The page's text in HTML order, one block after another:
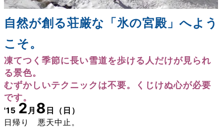
自然が創る荘厳な「氷の宮殿」へよう
こそ。
凍てつく季節に長い雪道を歩ける人だけが見られ
る景色。
むずかしいテクニックは不要。くじけぬ心が必要
です。
'15 2 月 8 日 （日）
日帰り 悪天中止。